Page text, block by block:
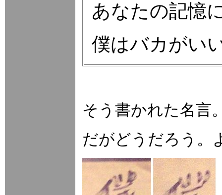
あなたの記憶
僕はバカがい
そう書かれた名言
だがどうだろう。